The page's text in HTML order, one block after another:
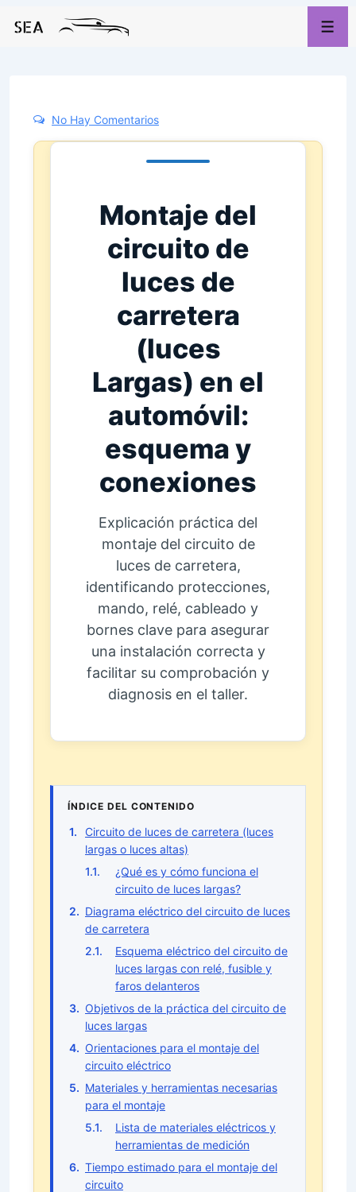
No Hay Comentarios
Montaje del
circuito de
luces de
carretera
(luces
Largas) en el
automóvil:
esquema y
conexiones
Explicación práctica del
montaje del circuito de
luces de carretera,
identificando protecciones,
mando, relé, cableado y
bornes clave para asegurar
una instalación correcta y
facilitar su comprobación y
diagnosis en el taller.
ÍNDICE DEL CONTENIDO
Circuito de luces de carretera (luces
largas o luces altas)
¿Qué es y cómo funciona el
circuito de luces largas?
Diagrama eléctrico del circuito de luces
de carretera
Esquema eléctrico del circuito de
luces largas con relé, fusible y
faros delanteros
Objetivos de la práctica del circuito de
luces largas
Orientaciones para el montaje del
circuito eléctrico
Materiales y herramientas necesarias
para el montaje
Lista de materiales eléctricos y
herramientas de medición
Tiempo estimado para el montaje del
circuito